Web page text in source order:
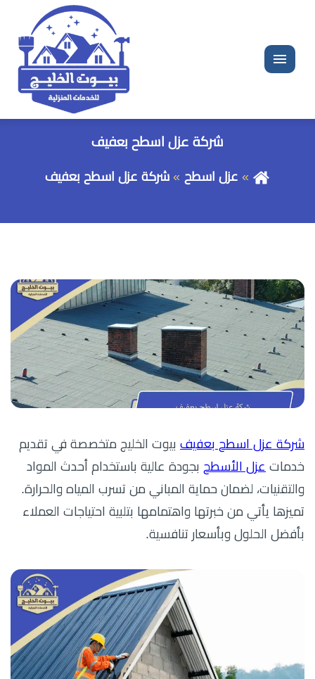
القائمة
شركة عزل اسطح بعفيف
عزل اسطح شركة عزل اسطح بعفيف
شركة عزل اسطح بعفيف بيوت الخليج متخصصة في تقديم
خدمات عزل الأسطح بجودة عالية باستخدام أحدث المواد
والتقنيات، لضمان حماية المباني من تسرب المياه والحرارة.
تميزها يأتي من خبرتها واهتمامها بتلبية احتياجات العملاء
بأفضل الحلول وبأسعار تنافسية.